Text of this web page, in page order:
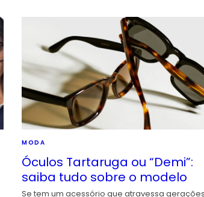
MODA
Óculos Tartaruga ou “Demi”:
saiba tudo sobre o modelo
Se tem um acessório que atravessa